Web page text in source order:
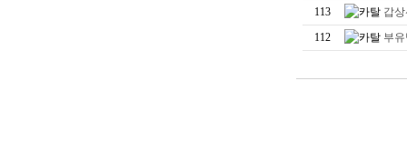
113
갑
112
부